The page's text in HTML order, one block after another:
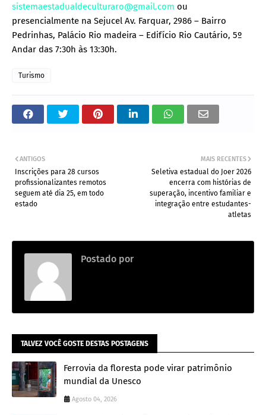
sistemaestadualdeculturaro@gmail.com ou
presencialmente na Sejucel Av. Farquar, 2986 – Bairro
Pedrinhas, Palácio Rio madeira – Edifício Rio Cautário, 5º
Andar das 7:30h às 13:30h.
Turismo
MAIS RECENTES
Seletiva estadual do Joer 2026
encerra com histórias de
superação, incentivo familiar e
integração entre estudantes-
atletas
ANTIGOS
Inscrições para 28 cursos
profissionalizantes remotos
seguem até dia 25, em todo
estado
Postado por
TALVEZ VOCÊ GOSTE DESTAS POSTAGENS
Ferrovia da floresta pode virar patrimônio
mundial da Unesco
Agosto 04, 2026